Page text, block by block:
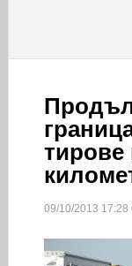
тирове
09/10/2013 17:28